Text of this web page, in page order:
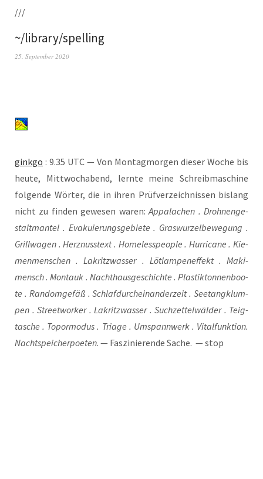
///
~/library/spelling
25. September 2020
gink­go : 9.35 UTC — Von Mon­tag­mor­gen die­ser Woche bis
heu­te, Mitt­woch­abend, lern­te mei­ne Schreib­ma­schi­ne
fol­gen­de Wör­ter, die in ihren Prüf­ver­zeich­nis­sen bis­lang
nicht zu fin­den gewe­sen waren:Appa­la­chen . Droh­nen­ge­
stalt­man­tel . Eva­ku­ie­rungs­ge­bie­te . Gras­wur­zel­be­we­gung .
Grill­wa­gen . Herz­nuss­text . Home­l­es­s­peo­p­le . Hur­ri­ca­ne . Kie­
men­men­schen . Lakritz­was­ser . Löt­lam­pen­ef­fekt . Maki­
mensch . Montauk . Nacht­haus­ge­schich­te . Plas­tik­ton­nen­boo­
te . Ran­dom­ge­fäß . Schlaf­durch­ein­an­der­zeit . See­tang­klum­
pen . Street­wor­ker . Lakritz­was­ser . Such­zet­tel­wäl­der . Teig­
ta­sche . Topor­mo­dus . Tria­ge . Umspann­werk . Vital­funk­ti­on.
Nacht­spei­cher­poe­ten. — Fas­zi­nie­ren­de Sache. — stop